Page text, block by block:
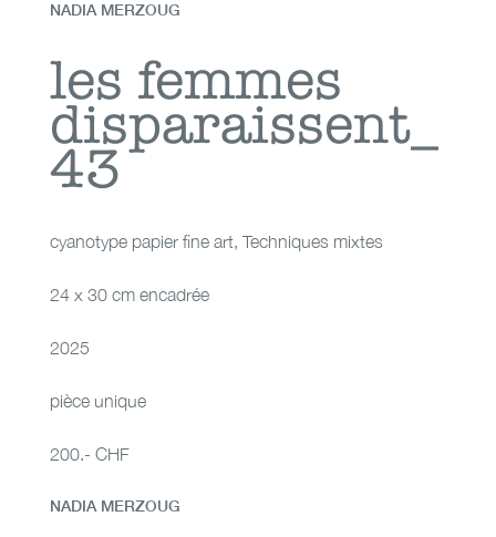
les femmes
disparaissent_43
NADIA MERZOUG
les femmes
disparaissent_
43
cyanotype papier fine art, Techniques mixtes
24 x 30 cm encadrée
2025
pièce unique
200.- CHF
NADIA MERZOUG